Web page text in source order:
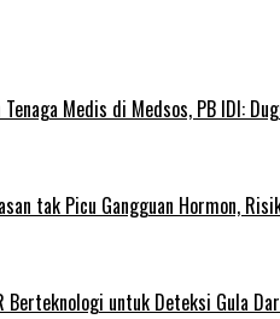
Medis di Medsos, PB IDI:
tak Picu Gangguan Hormon,
Berteknologi untuk Deteksi Gula